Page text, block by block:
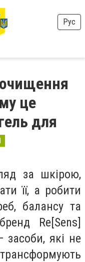
Рус
це
для
за шкірою,
її, а робити
балансу та
Re[Sens]
засоби, які не